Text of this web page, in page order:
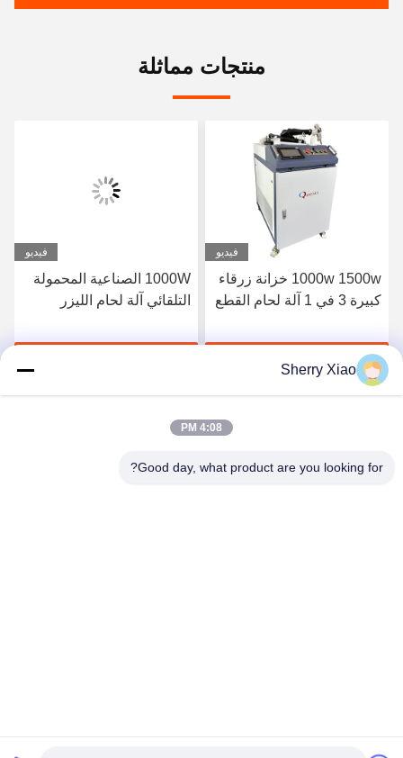
منتجات مماثلة
فيديو
1000w 1500w خزانة زرقاء
كبيرة 3 في 1 آلة لحام القطع
المقاوم للصدأ للألمنيوم
احصل على أفضل سعر
فيديو
1000W الصناعية المحمولة
التلقائي آلة لحام الليزر
الساخن بيع
Sherry Xiao
4:08 PM
Good day, what product are you looking for?